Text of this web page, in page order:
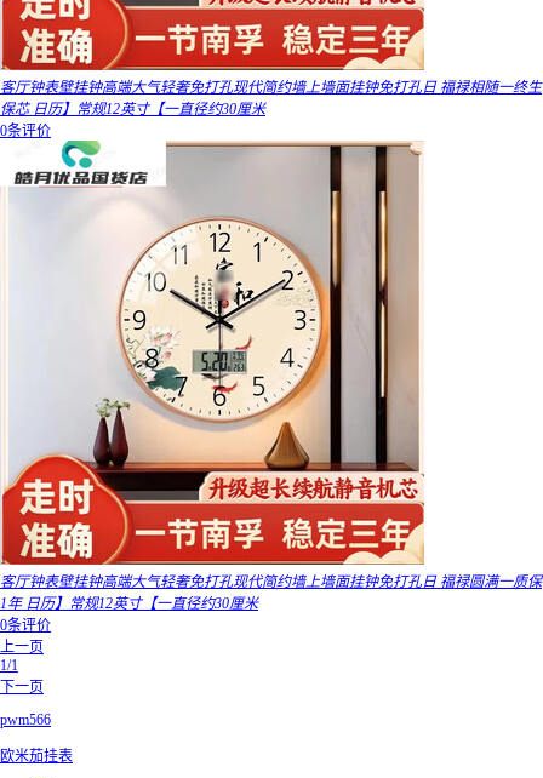
客厅钟表壁挂钟高端大气轻奢免打孔现代简约墙上墙面挂钟免打孔日 福禄相随一终生
保芯 日历】常规12英寸【一直径约30厘米
0条评价
客厅钟表壁挂钟高端大气轻奢免打孔现代简约墙上墙面挂钟免打孔日 福禄圆满一质保
1年 日历】常规12英寸【一直径约30厘米
0条评价
上一页
1/1
下一页
pwm566
欧米茄挂表